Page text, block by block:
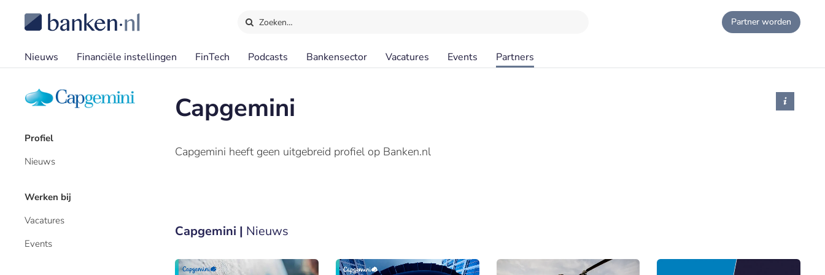
Zoeken… Partner worden
Nieuws Financiële instellingen FinTech Podcasts Bankensector Vacatures Events Partners
Profiel
Nieuws
Werken bij
Vacatures
Events
Capgemini
Capgemini heeft geen uitgebreid profiel op Banken.nl
Capgemini | Nieuws